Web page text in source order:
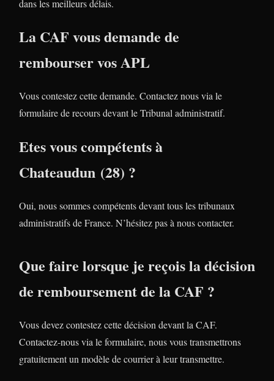
dans les meilleurs délais.
La CAF vous demande de
rembourser vos APL
Vous contestez cette demande. Contactez nous via le
formulaire de recours devant le Tribunal administratif.
Etes vous compétents à
Chateaudun (28) ?
Oui, nous sommes compétents devant tous les tribunaux
administratifs de France. N’hésitez pas à nous contacter.
Que faire lorsque je reçois la décision
de remboursement de la CAF ?
Vous devez contestez cette décision devant la CAF.
Contactez-nous via le formulaire, nous vous transmettrons
gratuitement un modèle de courrier à leur transmettre.